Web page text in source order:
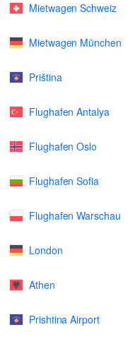
Mietwagen Schweiz
Mietwagen München
Priština
Flughafen Antalya
Flughafen Oslo
Flughafen Sofia
Flughafen Warschau
London
Athen
Prishtina Airport